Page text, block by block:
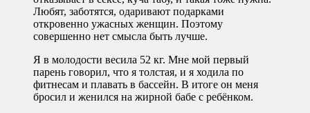
Любят, заботятся, одаривают подарками
откровенно ужасных женщин. Поэтому
совершенно нет смысла быть лучше.
Я в молодости весила 52 кг. Мне мой первый
парень говорил, что я толстая, и я ходила по
фитнесам и плавать в бассейн. В итоге он меня
бросил и женился на жирной бабе с ребёнком.